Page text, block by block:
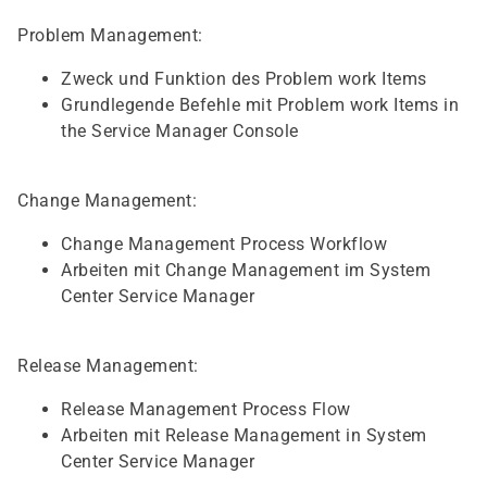
Problem Management:
Zweck und Funktion des Problem work Items
Grundlegende Befehle mit Problem work Items in
the Service Manager Console
Change Management:
Change Management Process Workflow
Arbeiten mit Change Management im System
Center Service Manager
Release Management:
Release Management Process Flow
Arbeiten mit Release Management in System
Center Service Manager